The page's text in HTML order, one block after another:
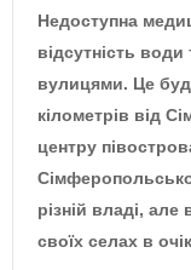
Недоступна
відсутність води
вулицями. Це
кілометрів від
центру
різній владі,
своїх селах в